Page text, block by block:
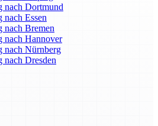
nach Dortmund
Essen
nach Bremen
nach Hannover
nach Nürnberg
nach Dresden